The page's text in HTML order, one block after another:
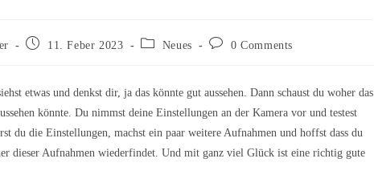
11. Feber 2023 Neues 0 Comments
etwas und denkst dir, ja das könnte gut aussehen. Dann schaust du woher das
könnte. Du nimmst deine Einstellungen an der Kamera vor und testest
du die Einstellungen, machst ein paar weitere Aufnahmen und hoffst dass du
dieser Aufnahmen wiederfindet. Und mit ganz viel Glück ist eine richtig gute